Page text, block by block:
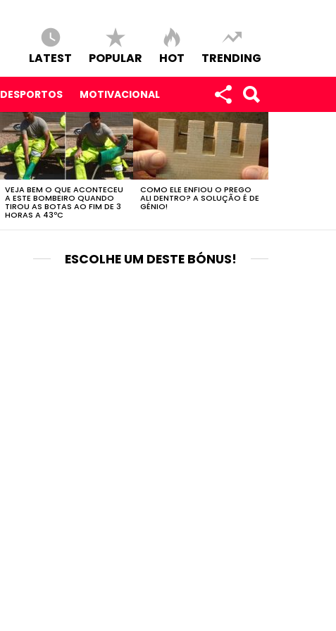
LATEST POPULAR HOT TRENDING
DESPORTOS MOTIVACIONAL
VEJA BEM O QUE ACONTECEU
A ESTE BOMBEIRO QUANDO
TIROU AS BOTAS AO FIM DE 3
HORAS A 43ºC
COMO ELE ENFIOU O PREGO
ALI DENTRO? A SOLUÇÃO É DE
GÉNIO!
ESCOLHE UM DESTE BÓNUS!